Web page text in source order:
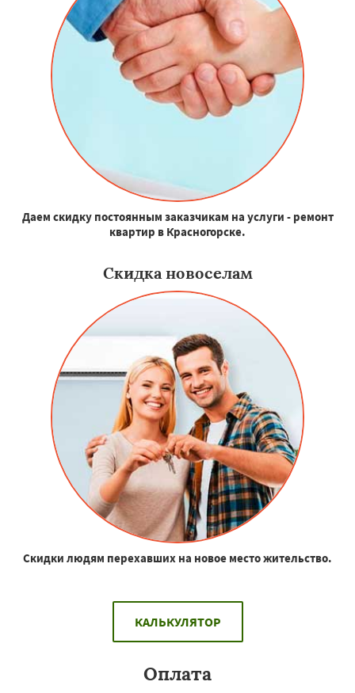
Даем скидку постоянным заказчикам на услуги - ремонт
квартир в Красногорске.
Скидка новоселам
Скидки людям перехавших на новое место жительство.
КАЛЬКУЛЯТОР
Оплата